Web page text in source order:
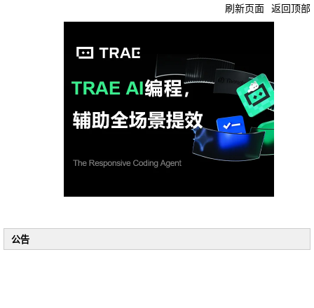
刷新页面 返回顶部
公告